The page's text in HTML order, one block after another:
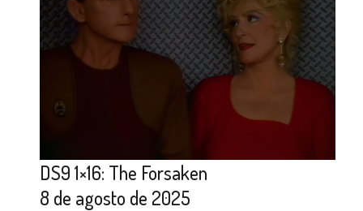
DS9 1×16: The Forsaken
8 de agosto de 2025